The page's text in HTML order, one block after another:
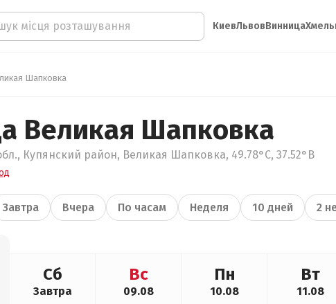
КиевЛьвовВинница
Шапковка
Великая Шапковка
Купянский район, Великая Шапковка, 49.78°С, 37.52°В
Завтра Вчера По часам Неделя 10 дней 2
Сб
Завтра
Вс
09.08
Пн
10.08
Вт
11.08